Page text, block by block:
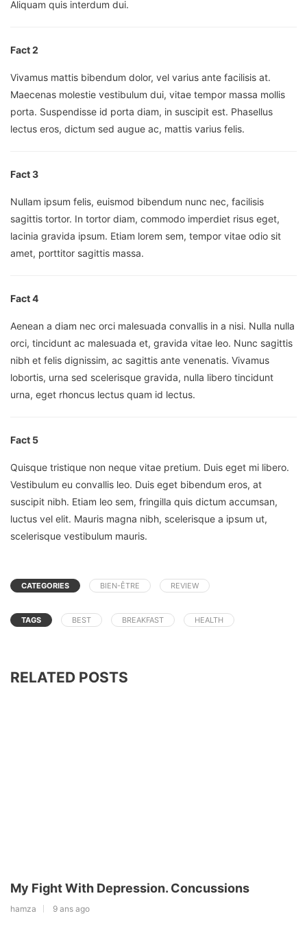
Aliquam quis interdum dui.
Fact 2
Vivamus mattis bibendum dolor, vel varius ante facilisis at.
Maecenas molestie vestibulum dui, vitae tempor massa mollis
porta. Suspendisse id porta diam, in suscipit est. Phasellus
lectus eros, dictum sed augue ac, mattis varius felis.
Fact 3
Nullam ipsum felis, euismod bibendum nunc nec, facilisis
sagittis tortor. In tortor diam, commodo imperdiet risus eget,
lacinia gravida ipsum. Etiam lorem sem, tempor vitae odio sit
amet, porttitor sagittis massa.
Fact 4
Aenean a diam nec orci malesuada convallis in a nisi. Nulla nulla
orci, tincidunt ac malesuada et, gravida vitae leo. Nunc sagittis
nibh et felis dignissim, ac sagittis ante venenatis. Vivamus
lobortis, urna sed scelerisque gravida, nulla libero tincidunt
urna, eget rhoncus lectus quam id lectus.
Fact 5
Quisque tristique non neque vitae pretium. Duis eget mi libero.
Vestibulum eu convallis leo. Duis eget bibendum eros, at
suscipit nibh. Etiam leo sem, fringilla quis dictum accumsan,
luctus vel elit. Mauris magna nibh, scelerisque a ipsum ut,
scelerisque vestibulum mauris.
CATEGORIES BIEN-ÊTRE REVIEW
TAGS BEST BREAKFAST HEALTH
RELATED POSTS
My Fight With Depression. Concussions
hamza 9 ans ago